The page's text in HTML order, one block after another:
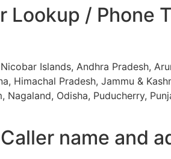
Lookup / Phone
Islands, Andhra Pradesh,
Himachal Pradesh, Jammu &
Odisha, Puducherry,
name and